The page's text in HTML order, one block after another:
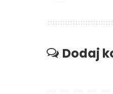
Dodaj